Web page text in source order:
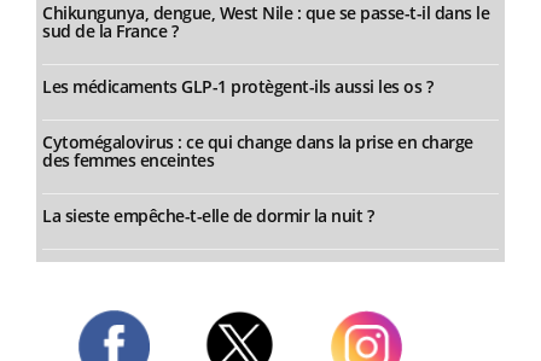
Chikungunya, dengue, West Nile : que se passe-t-il dans le
sud de la France ?
Les médicaments GLP-1 protègent-ils aussi les os ?
Cytomégalovirus : ce qui change dans la prise en charge
des femmes enceintes
La sieste empêche-t-elle de dormir la nuit ?